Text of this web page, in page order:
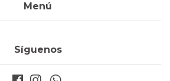
Menú
Síguenos